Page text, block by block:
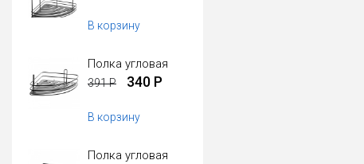
В корзину
Полка угловая
391 Р 340 Р
В корзину
Полка угловая